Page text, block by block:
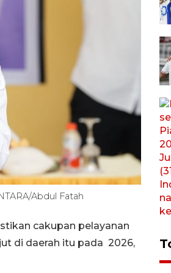
Abdul Fatah
cakupan pelayanan
di daerah itu pada 2026,